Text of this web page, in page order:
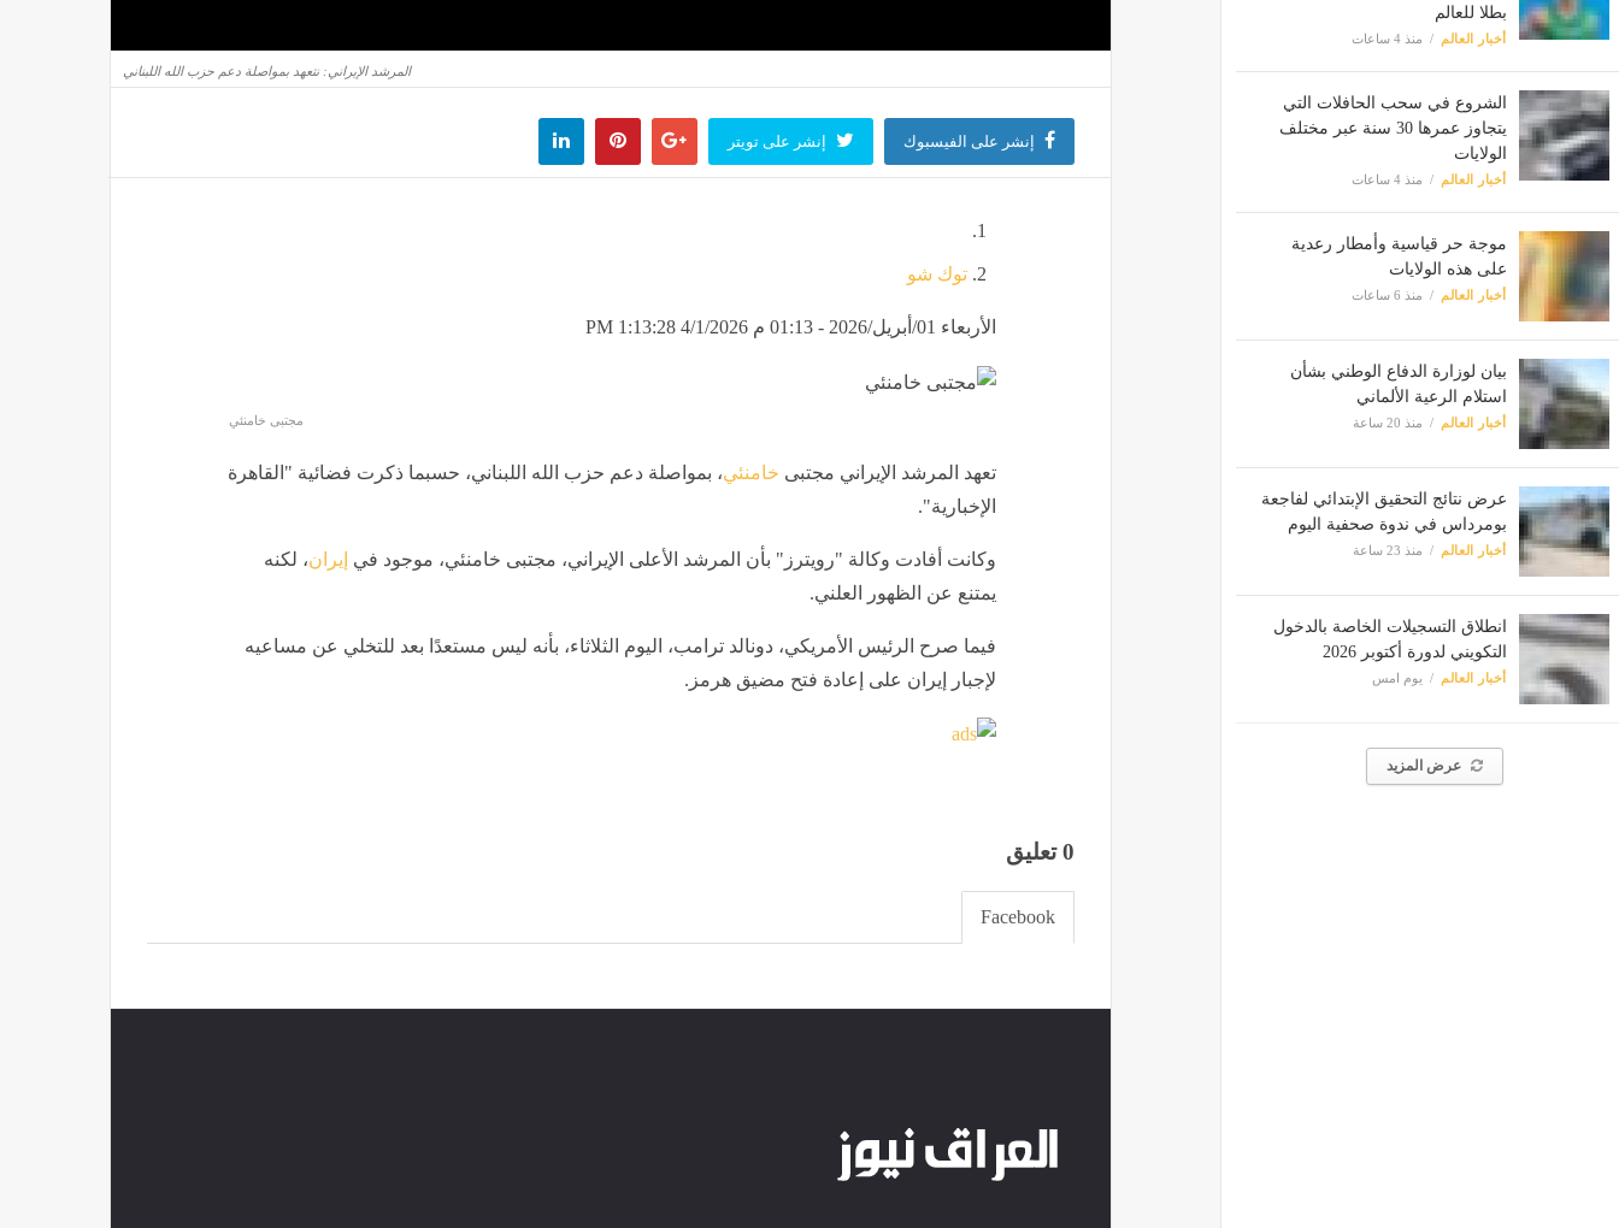
بطلا للعالم
أخبار العالم منذ 4 ساعات
الشروع في سحب الحافلات التي
يتجاوز عمرها 30 سنة عبر مختلف
الولايات
أخبار العالم منذ 4 ساعات
موجة حر قياسية وأمطار رعدية
على هذه الولايات
أخبار العالم منذ 6 ساعات
بيان لوزارة الدفاع الوطني بشأن
استلام الرعية الألماني
أخبار العالم منذ 20 ساعة
عرض نتائج التحقيق الإبتدائي لفاجعة
بومرداس في ندوة صحفية اليوم
أخبار العالم منذ 23 ساعة
انطلاق التسجيلات الخاصة بالدخول
التكويني لدورة أكتوبر 2026
أخبار العالم يوم امس
عرض المزيد
المرشد الإيراني: نتعهد بمواصلة دعم حزب الله اللبناني
إنشر على الفيسبوك إنشر على تويتر
توك شو
الأربعاء 01/أبريل/2026 - 01:13 م 4/1/2026 1:13:28 PM
مجتبى خامنئي
تعهد المرشد الإيراني مجتبى خامنئي، بمواصلة دعم حزب الله اللبناني، حسبما ذكرت فضائية "القاهرة
الإخبارية".
وكانت أفادت وكالة "رويترز" بأن المرشد الأعلى الإيراني، مجتبى خامنئي، موجود في إيران، لكنه
يمتنع عن الظهور العلني.
فيما صرح الرئيس الأمريكي، دونالد ترامب، اليوم الثلاثاء، بأنه ليس مستعدًا بعد للتخلي عن مساعيه
لإجبار إيران على إعادة فتح مضيق هرمز.
0 تعليق
Facebook